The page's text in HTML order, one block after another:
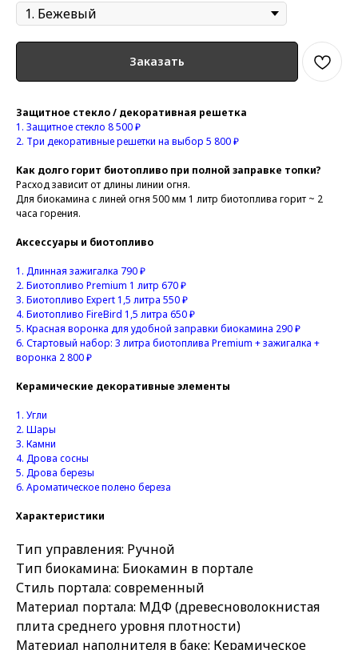
Заказать
Защитное стекло / декоративная решетка
1. Защитное стекло 8 500 ₽
2. Три декоративные решетки на выбор 5 800 ₽
Как долго горит биотопливо при полной заправке топки?
Расход зависит от длины линии огня.
Для биокамина с линей огня 500 мм 1 литр биотоплива горит ~ 2
часа горения.
Аксессуары и биотопливо
1. Длинная зажигалка 790 ₽
2. Биотопливо Premium 1 литр 670 ₽
3. Биотопливо Expert 1,5 литра 550 ₽
4. Биотопливо FireBird 1,5 литра 650 ₽
5. Красная воронка для удобной заправки биокамина 290 ₽
6. Стартовый набор: 3 литра биотоплива Premium + зажигалка +
воронка 2 800 ₽
Керамические декоративные элементы
1. Угли
2. Шары
3. Камни
4. Дрова сосны
5. Дрова березы
6. Ароматическое полено береза
Характеристики
Тип управления: Ручной
Тип биокамина: Биокамин в портале
Стиль портала: современный
Материал портала: МДФ (древесноволокнистая
плита среднего уровня плотности)
Материал наполнителя в баке: Керамическое